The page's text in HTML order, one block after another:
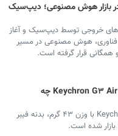
بازار هوش مصنوعی؛ دیپ‌سیک
هزینه‌های خروجی توسط دیپ‌سیک و آغاز
هوش مصنوعی در مسیر
همگانی قرار گرفته است.
ماوس گیمینگ Keychron G۳ Air چه
ماوس گیمینگ Keychron G۳ Air با وزن ۴۳ گرم، بدنه فیبر